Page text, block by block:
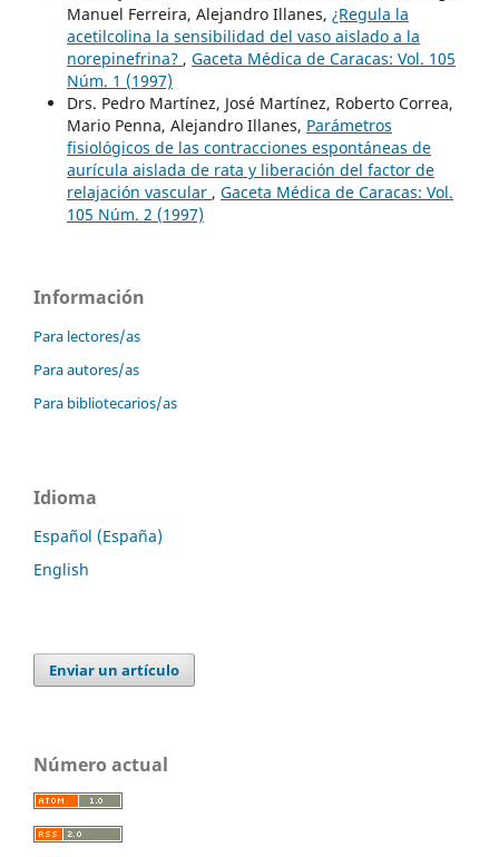
Manuel Ferreira, Alejandro Illanes, ¿Regula la
acetilcolina la sensibilidad del vaso aislado a la
norepinefrina? , Gaceta Médica de Caracas: Vol. 105
Núm. 1 (1997)
Drs. Pedro Martínez, José Martínez, Roberto Correa,
Mario Penna, Alejandro Illanes, Parámetros
fisiológicos de las contracciones espontáneas de
aurícula aislada de rata y liberación del factor de
relajación vascular , Gaceta Médica de Caracas: Vol.
105 Núm. 2 (1997)
Información
Para lectores/as
Para autores/as
Para bibliotecarios/as
Idioma
Español (España)
English
Enviar un artículo
Número actual